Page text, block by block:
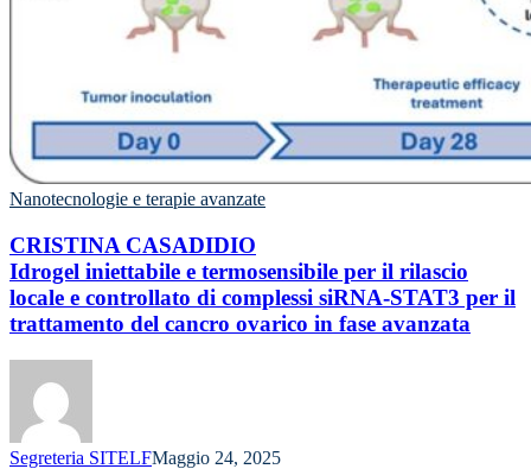
Nanotecnologie e terapie avanzate
CRISTINA CASADIDIO
Idrogel iniettabile e termosensibile per il rilascio
locale e controllato di complessi siRNA-STAT3 per il
trattamento del cancro ovarico in fase avanzata
Segreteria SITELFMaggio 24, 2025